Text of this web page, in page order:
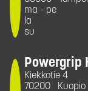
ma - pe
la
su
Powergrip
Kiekkotie 4
70200
Kuopio